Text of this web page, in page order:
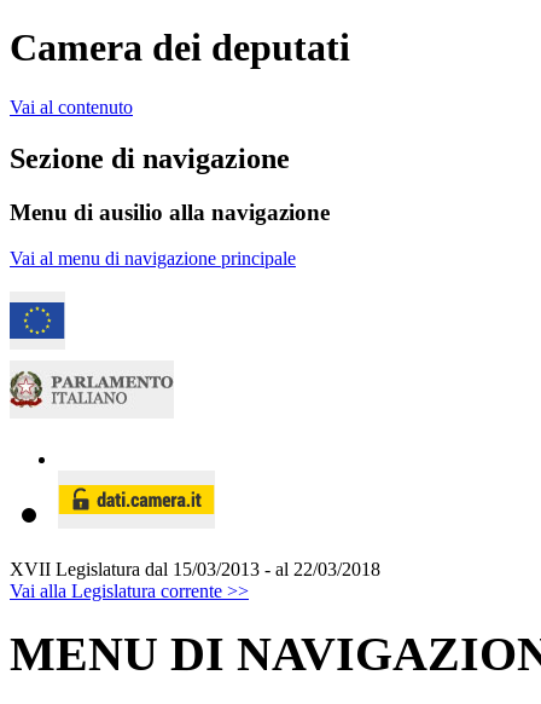
Camera dei deputati
Vai al contenuto
Sezione di navigazione
Menu di ausilio alla navigazione
Vai al menu di navigazione principale
XVII Legislatura dal 15/03/2013 - al 22/03/2018
Vai alla Legislatura corrente >>
MENU DI